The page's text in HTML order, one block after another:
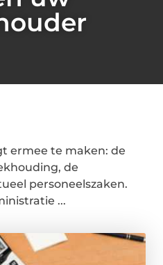
ermee te maken: de
de
personeelszaken.
...